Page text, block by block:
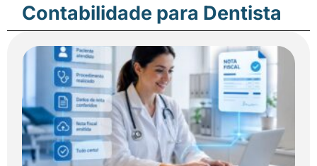
Contabilidade para Dentista